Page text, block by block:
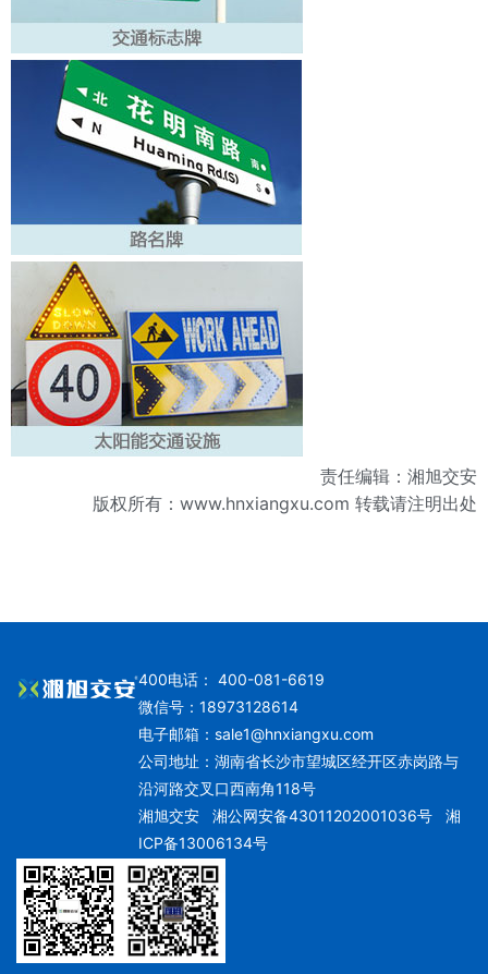
责任编辑：湘旭交安
版权所有： www.hnxiangxu.com 转载请注明出处
400电话： 400-081-6619
微信号：18973128614
电子邮箱： sale1@hnxiangxu.com
公司地址：湖南省长沙市望城区经开区赤岗路与
沿河路交叉口西南角118号
湘旭交安湘公网安备43011202001036号
湘
ICP备13006134号